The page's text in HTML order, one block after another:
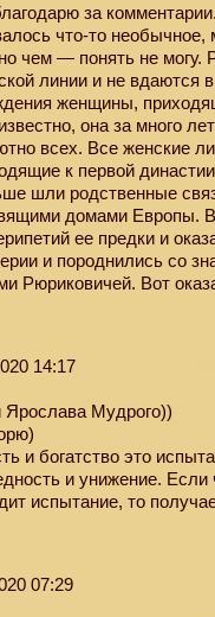
за
что-то
но чем — понять не могу.
линии и не вдаются
женщины,
она за много
всех. Все женские
к первой
шли родственные
домами Европы.
ее предки и
и породнились со
Рюриковичей. Вот
14:17
Мудрого))
и богатство это
и унижение. Если
испытание, то
07:29